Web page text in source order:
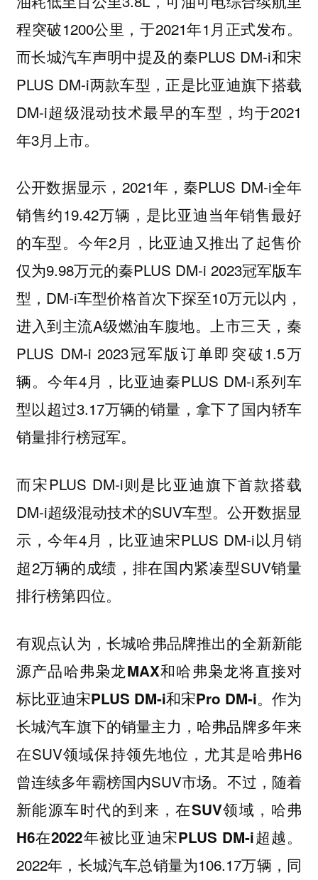
程突破1200公里，于2021年1月正式发布。
而长城汽车声明中提及的秦PLUS DM-i和宋
PLUS DM-i两款车型，正是比亚迪旗下搭载
DM-i超级混动技术最早的车型，均于2021
年3月上市。
公开数据显示，2021年，秦PLUS DM-i全年
销售约19.42万辆，是比亚迪当年销售最好
的车型。今年2月，比亚迪又推出了起售价
仅为9.98万元的秦PLUS DM-i 2023冠军版车
型，DM-i车型价格首次下探至10万元以内，
进入到主流A级燃油车腹地。上市三天，秦
PLUS DM-i 2023冠军版订单即突破1.5万
辆。今年4月，比亚迪秦PLUS DM-i系列车
型以超过3.17万辆的销量，拿下了国内轿车
销量排行榜冠军。
而宋PLUS DM-i则是比亚迪旗下首款搭载
DM-i超级混动技术的SUV车型。公开数据显
示，今年4月，比亚迪宋PLUS DM-i以月销
超2万辆的成绩，排在国内紧凑型SUV销量
排行榜第四位。
有观点认为， 长城哈弗品牌推出的全新新能
源产品哈弗枭龙MAX和哈弗枭龙将直接对
标比亚迪宋PLUS DM-i和宋Pro DM-i。作为
长城汽车旗下的销量主力，哈弗品牌多年来
在SUV领域保持领先地位，尤其是哈弗H6
曾连续多年霸榜国内SUV市场。不过，随着
新能源车时代的到来，在SUV领域，哈弗
H6在2022年被比亚迪宋PLUS DM-i超越。
2022年，长城汽车总销量为106.17万辆，同